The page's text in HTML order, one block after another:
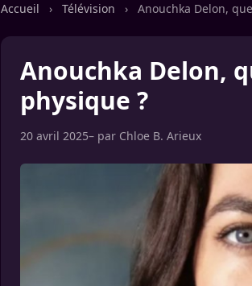
Accueil › Télévision › Anouchka Delon,
Anouchka Delon,
physique ?
20 avril 2025– par Chloe B. Arieux